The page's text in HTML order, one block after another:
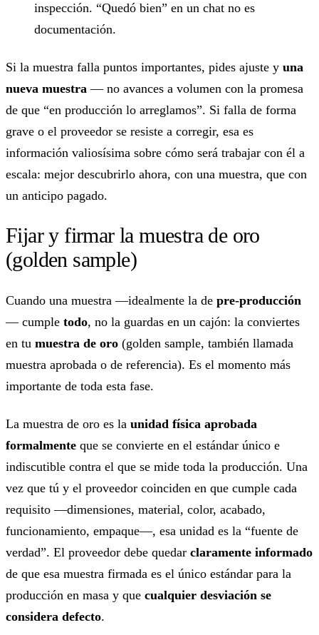
inspección. “Quedó bien” en un chat no es
documentación.
Si la muestra falla puntos importantes, pides ajuste y una
nueva muestra — no avances a volumen con la promesa
de que “en producción lo arreglamos”. Si falla de forma
grave o el proveedor se resiste a corregir, esa es
información valiosísima sobre cómo será trabajar con él a
escala: mejor descubrirlo ahora, con una muestra, que con
un anticipo pagado.
Fijar y firmar la muestra de oro
(golden sample)
Cuando una muestra —idealmente la de pre-producción
— cumple todo, no la guardas en un cajón: la conviertes
en tu muestra de oro (golden sample, también llamada
muestra aprobada o de referencia). Es el momento más
importante de toda esta fase.
La muestra de oro es la unidad física aprobada
formalmente que se convierte en el estándar único e
indiscutible contra el que se mide toda la producción. Una
vez que tú y el proveedor coinciden en que cumple cada
requisito —dimensiones, material, color, acabado,
funcionamiento, empaque—, esa unidad es la “fuente de
verdad”. El proveedor debe quedar claramente informado
de que esa muestra firmada es el único estándar para la
producción en masa y que cualquier desviación se
considera defecto.